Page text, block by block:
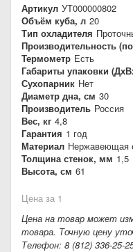
Артикул УТ000000802
Объём куба, л 20
Тип охладителя
Производительность
Термометр Есть
Габариты упаковки
Сухопарник Нет
Диаметр дна, см 30
Производитель Россия
Вес, кг 4,8
Гарантия 1 год
Материал Нержавеющая
Толщина стенок, мм 1,5
Высота, см 61
Цена за 1
Цена на товар может
товара. Точную цену
Телефон: 8 (812) 336-25-